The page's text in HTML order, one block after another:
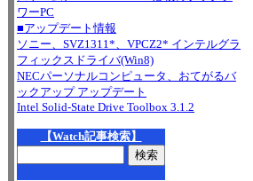
ワーPC
■アップデート情報
ソニー、SVZ1311*、VPCZ2* インテルグラ
フィックスドライバ(Win8)
NECパーソナルコンピュータ、おてがるバ
ックアップ アップデート
Intel Solid-State Drive Toolbox 3.1.2
【Watch記事検索】